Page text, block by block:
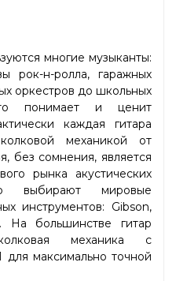
многие музыканты:
рок-н-ролла, гаражных
оркестров до школьных
понимает и ценит
каждая гитара
механикой от
без сомнения, является
рынка акустических
выбирают мировые
инструментов: Gibson,
На большинстве гитар
механика с
для максимально точной